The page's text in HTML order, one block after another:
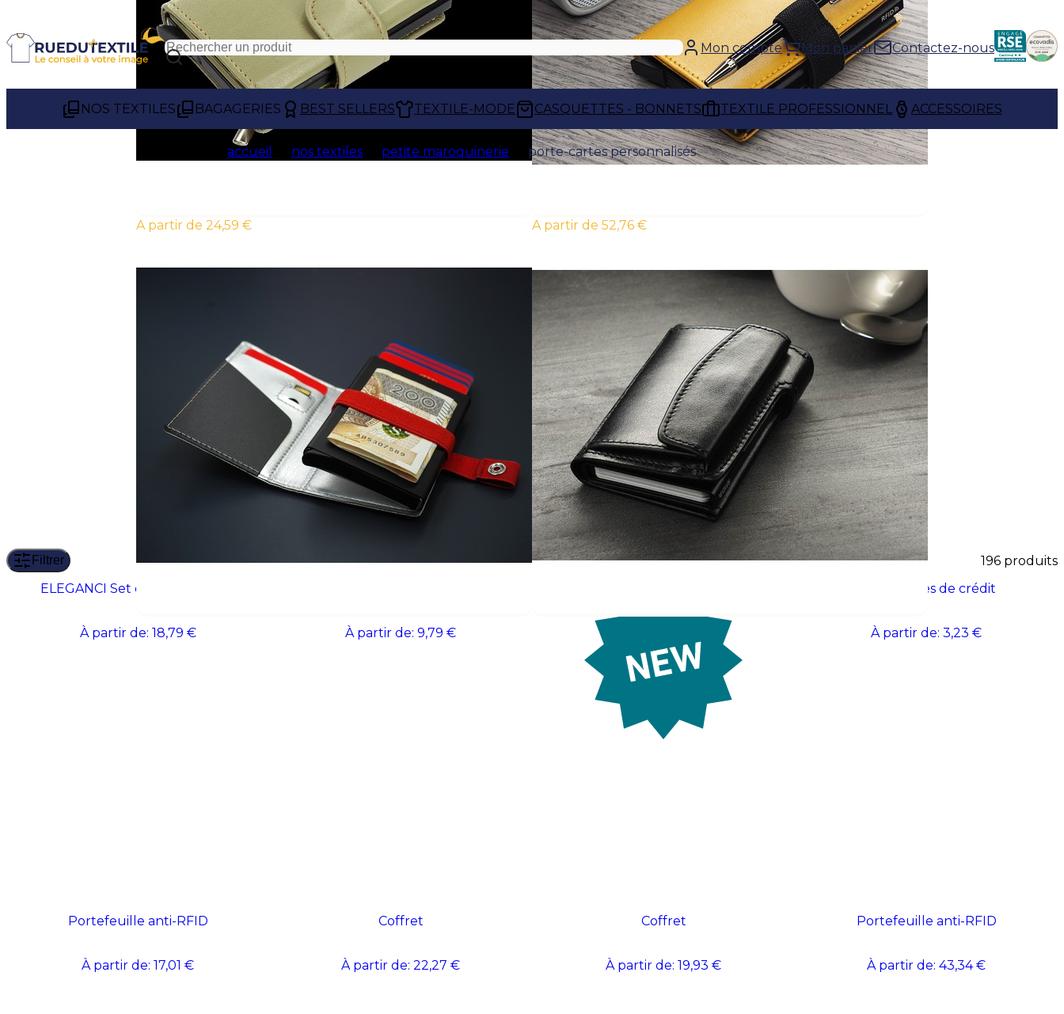
Mon compte Mon panier Contactez-nous
NOS TEXTILES BAGAGERIES BEST SELLERS TEXTILE-MODE CASQUETTES - BONNETS TEXTILE PROFESSIONNEL ACCESSOIRES
accueil nos textiles petite maroquinerie porte-cartes personnalisés
porte-cartes personnalisés
permettent de conserver cartes de
visite, cartes bancaires ou badges parfaitement organisés. Leur format
compact facilite le rangement tout en offrant un accès rapide à vos
Personnalisés à votre image, ils renforcent votre visibilité lors des
rendez-vous, salons et événements professionnels. Un accessoire utile
qui accompagne durablement vos collaborateurs et vos clients.
À partir de 24,59 € À partir de 52,76 €
Filtrer 196 produits
ELEGANCI Set cadeau élégant
À partir de: 18,79 € À partir de: 9,79 €
Porte cartes de crédit
À partir de: 3,23 €
Portefeuille anti-RFID
À partir de: 17,01 €
Coffret
À partir de: 22,27 €
Coffret
À partir de: 19,93 €
Portefeuille anti-RFID
À partir de: 43,34 €